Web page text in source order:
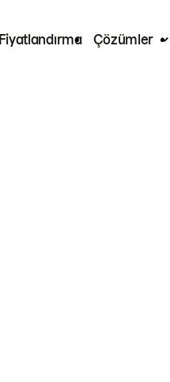
Fiyatlandırma Çözümler